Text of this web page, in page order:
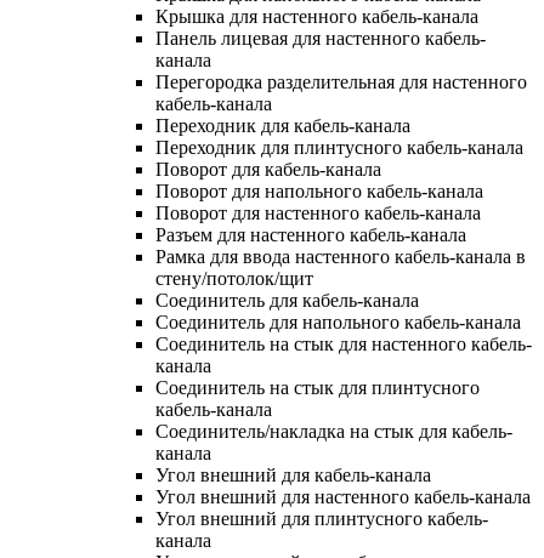
Крышка для настенного кабель-канала
Панель лицевая для настенного кабель-
канала
Перегородка разделительная для настенного
кабель-канала
Переходник для кабель-канала
Переходник для плинтусного кабель-канала
Поворот для кабель-канала
Поворот для напольного кабель-канала
Поворот для настенного кабель-канала
Разъем для настенного кабель-канала
Рамка для ввода настенного кабель-канала в
стену/потолок/щит
Соединитель для кабель-канала
Соединитель для напольного кабель-канала
Соединитель на стык для настенного кабель-
канала
Соединитель на стык для плинтусного
кабель-канала
Соединитель/накладка на стык для кабель-
канала
Угол внешний для кабель-канала
Угол внешний для настенного кабель-канала
Угол внешний для плинтусного кабель-
канала